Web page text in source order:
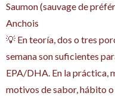
Saumon (sauvage de
Anchois
💡 En teoría, dos o tres
semana son suficientes
EPA/DHA. En la práctica,
motivos de sabor, hábito